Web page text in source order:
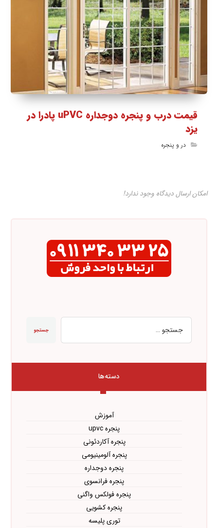
قیمت درب و پنجره دوجداره uPVC پادرا در
یزد
در و پنجره
امکان ارسال دیدگاه وجود ندارد!
جستجو
دسته‌ها
آموزش
پنجره upvc
پنجره آکاردئونی
پنجره آلومینیومی
پنجره دوجداره
پنجره فرانسوی
پنجره فولکس واگنی
پنجره کشویی
توری پلیسه